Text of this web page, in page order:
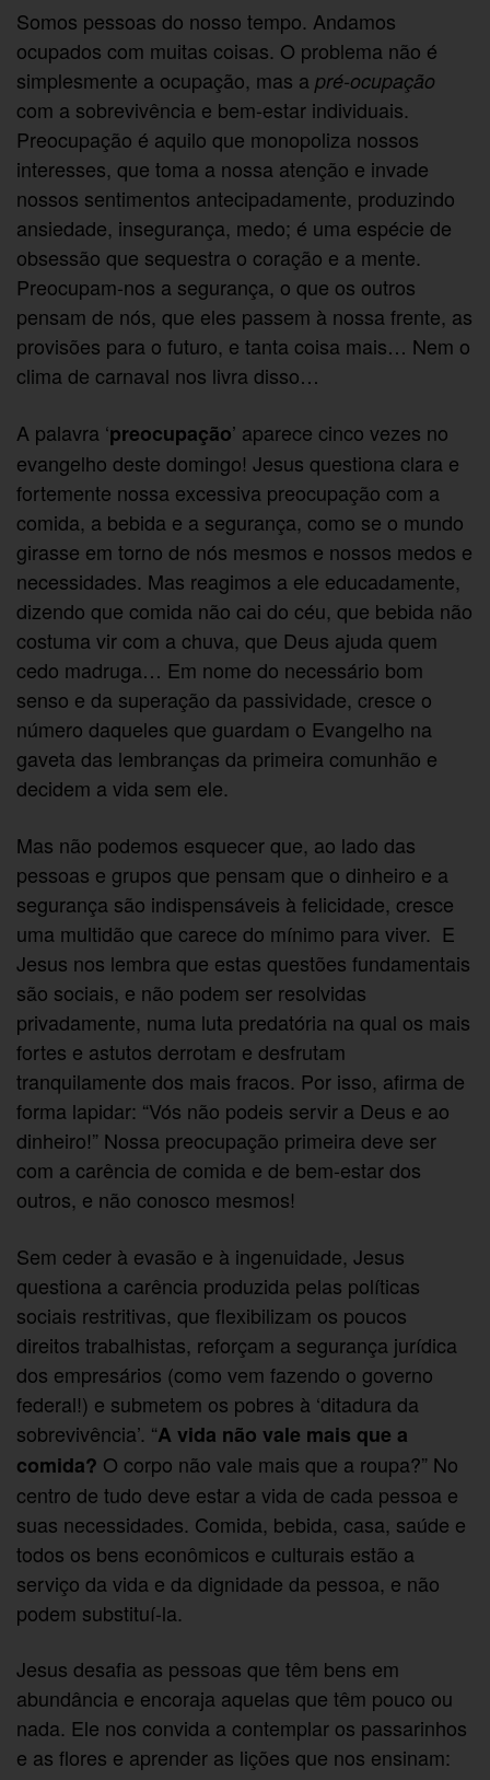
Somos pessoas do nosso tempo. Andamos
ocupados com muitas coisas. O problema não é
simplesmente a ocupação, mas apré-ocupação
com a sobrevivência e bem-estar individuais.
Preocupação é aquilo que monopoliza nossos
interesses, que toma a nossa atenção e invade
nossos sentimentos antecipadamente, produzindo
ansiedade, insegurança, medo; é uma espécie de
obsessão que sequestra o coração e a mente.
Preocupam-nos a segurança, o que os outros
pensam de nós, que eles passem à nossa frente, as
provisões para o futuro, e tanta coisa mais… Nem o
clima de carnaval nos livra disso…
A palavra ‘preocupação’ aparece cinco vezes no
evangelho deste domingo! Jesus questiona clara e
fortemente nossa excessiva preocupação com a
comida, a bebida e a segurança, como se o mundo
girasse em torno de nós mesmos e nossos medos e
necessidades. Mas reagimos a ele educadamente,
dizendo que comida não cai do céu, que bebida não
costuma vir com a chuva, que Deus ajuda quem
cedo madruga… Em nome do necessário bom
senso e da superação da passividade, cresce o
número daqueles que guardam o Evangelho na
gaveta das lembranças da primeira comunhão e
decidem a vida sem ele.
Mas não podemos esquecer que, ao lado das
pessoas e grupos que pensam que o dinheiro e a
segurança são indispensáveis à felicidade, cresce
uma multidão que carece do mínimo para viver. E
Jesus nos lembra que estas questões fundamentais
são sociais, e não podem ser resolvidas
privadamente, numa luta predatória na qual os mais
fortes e astutos derrotam e desfrutam
tranquilamente dos mais fracos. Por isso, afirma de
forma lapidar: “Vós não podeis servir a Deus e ao
dinheiro!” Nossa preocupação primeira deve ser
com a carência de comida e de bem-estar dos
outros, e não conosco mesmos!
Sem ceder à evasão e à ingenuidade, Jesus
questiona a carência produzida pelas políticas
sociais restritivas, que flexibilizam os poucos
direitos trabalhistas, reforçam a segurança jurídica
dos empresários (como vem fazendo o governo
federal!) e submetem os pobres à ‘ditadura da
sobrevivência’. “A vida não vale mais que a
comida? O corpo não vale mais que a roupa?” No
centro de tudo deve estar a vida de cada pessoa e
suas necessidades. Comida, bebida, casa, saúde e
todos os bens econômicos e culturais estão a
serviço da vida e da dignidade da pessoa, e não
podem substituí-la.
Jesus desafia as pessoas que têm bens em
abundância e encoraja aquelas que têm pouco ou
nada. Ele nos convida a contemplar os passarinhos
e as flores e aprender as lições que nos ensinam: